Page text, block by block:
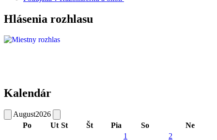
Hlásenia rozhlasu
Kalendár
August2026
Po
Ut St Št Pia So
Ne
1
2